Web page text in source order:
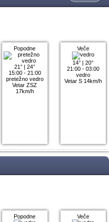
Popodne
21° |24°
15:00 - 21:00
pretežno vedro
Vetar ZSZ
17km/h
Veče
14° |20°
21:00 - 03:00
vedro
Vetar S 14km/h
Popodne Veče